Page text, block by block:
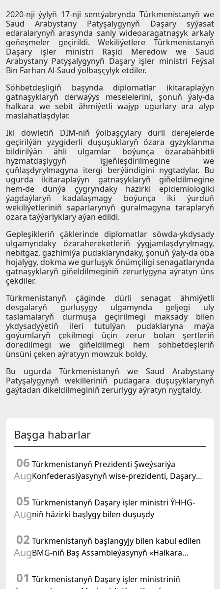
2020-nji ýylyň 17-nji sentýabrynda Türkmenistanyň we
Saud Arabystany Patyşalygynyň Daşary syýasat
edaralarynyň arasynda sanly wideoaragatnaşyk arkaly
geňeşmeler geçirildi. Wekiliýetlere Türkmenistanyň
Daşary işler ministri Raşid Meredow we Saud
Arabystany Patyşalygynyň Daşary işler ministri Feýsal
Bin Farhan Al-Saud ýolbaşçylyk etdiler.
Söhbetdeşligiň başynda diplomatlar ikitaraplaýyn
gatnaşyklaryň derwaýys meselelerini, şonuň ýaly-da
halkara we sebit ähmiýetli wajyp ugurlary ara alyp
maslahatlaşdylar.
Iki döwletiň DIM-niň ýolbaşçylary dürli derejelerde
geçirilýän yzygiderli duşuşuklaryň özara gyzyklanma
bildirilýän ähli ulgamlar boýunça özarabähbitli
hyzmatdaşlygyň işjeňleşdirilmegine we
çuňlaşdyrylmagyna itergi berýändigini nygtadylar. Bu
ugurda ikitaraplaýyn gatnaşyklaryň giňeldilmegine
hem-de dünýä çygryndaky häzirki epidemiologiki
ýagdaýlaryň kadalaşmagy boýunça iki ýurduň
wekiliýetleriniň saparlarynyň guralmagyna taraplaryň
özara taýýarlyklary aýan edildi.
Gepleşikleriň çäklerinde diplomatlar söwda-ykdysady
ulgamyndaky özarahereketleriň ýygjamlaşdyrylmagy,
nebitgaz, gazhimiýa pudaklaryndaky, şonuň ýaly-da oba
hojalygy, dokma we gurluşyk önümçiligi senagatlarynda
gatnaşyklaryň giňeldilmeginiň zerurlygyna aýratyn üns
çekdiler.
Türkmenistanyň çäginde dürli senagat ähmiýetli
desgalaryň gurluşygy ulgamynda geljegi uly
taslamalaryň durmuşa geçirilmegi maksady bilen
ykdysadyýetiň ileri tutulýan pudaklaryna maýa
goýumlaryň çekilmegi üçin zerur bolan şertleriň
döredilmegi we giňeldilmegi hem söhbetdeşleriň
ünsüni çeken aýratyyn mowzuk boldy.
Bu ugurda Türkmenistanyň we Saud Arabystany
Patyşalygynyň wekilleriniň pudagara duşuşyklarynyň
gaýtadan dikeldilmeginiň zerurlygy aýratyn nygtaldy.
Başga habarlar
06
Aug
Türkmenistanyň Prezidenti Şweýsariýa
Konfederasiýasynyň wise-prezidenti, Daşary
etdi
05
Aug
Türkmenistanyň Daşary işler ministri ÝHHG-
niň häzirki başlygy bilen duşuşdy
02
Aug
Türkmenistanyň başlangyjy bilen kabul edilen
BMG-niň Baş Assambleýasynyň «Halkara
Kararnamasyny durmuşa geçirmegiň ýolunda
01 Türkmenistanyň Daşary işler ministriniň